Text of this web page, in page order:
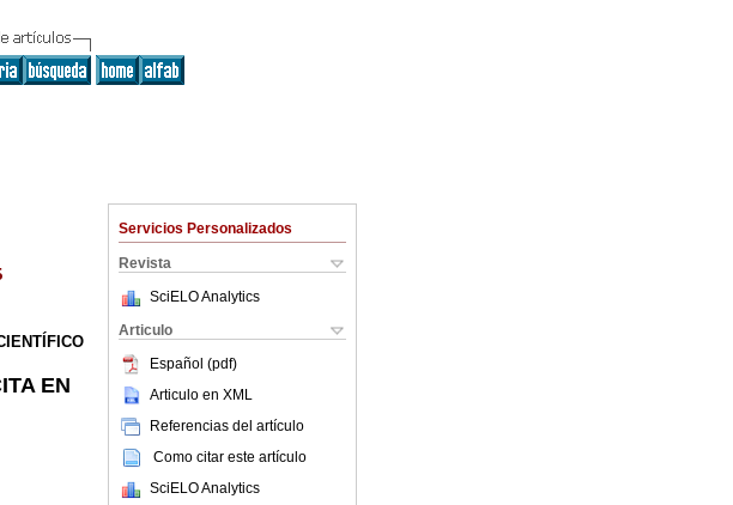
Servicios Personalizados
Revista
SciELO Analytics
Articulo
Español (pdf)
Articulo en XML
Referencias del artículo
Como citar este artículo
SciELO Analytics
EN